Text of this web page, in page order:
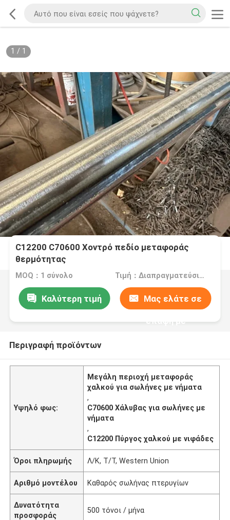
1 / 1
C12200 C70600 Χοντρό πεδίο μεταφοράς
θερμότητας
MOQ：1 σύνολο Τιμή：Διαπραγματεύσιμα
Καλύτερη τιμή Μας ελάτε σε
επαφή με
Περιγραφή προϊόντων
Υψηλό φως:
Μεγάλη περιοχή μεταφοράς
χαλκού για σωλήνες με νήματα
,
C70600 Χάλυβας για σωλήνες με
νήματα
,
C12200 Πύργος χαλκού με νιφάδες
Όροι πληρωμής Λ/Κ, Τ/Τ, Western Union
Αριθμό μοντέλου Καθαρός σωλήνας πτερυγίων
Δυνατότητα
προσφοράς
500 τόνοι / μήνα